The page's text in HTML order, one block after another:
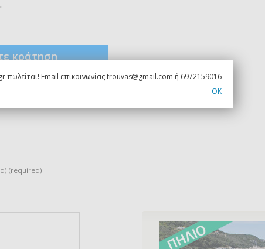
κράτηση
(required)
πωλείται! Email επικοινωνίας trouvas@gmail.com ή 6972159016
OK